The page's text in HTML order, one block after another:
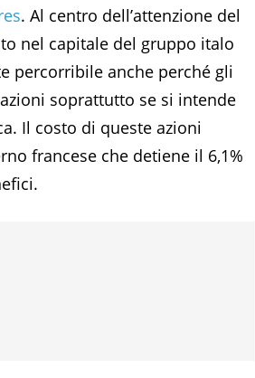
. Al centro dell’attenzione del
nel capitale del gruppo italo
percorribile anche perché gli
soprattutto se si intende
Il costo di queste azioni
francese che detiene il 6,1%